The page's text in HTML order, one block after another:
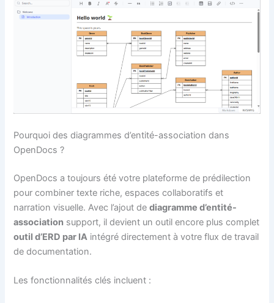
Pourquoi des diagrammes d’entité-association dans
OpenDocs ?
OpenDocs a toujours été votre plateforme de prédilection
pour combiner texte riche, espaces collaboratifs et
narration visuelle. Avec l’ajout dediagramme d’entité-
association support, il devient un outil encore plus complet
outil d’ERD par IA intégré directement à votre flux de travail
de documentation.
Les fonctionnalités clés incluent :